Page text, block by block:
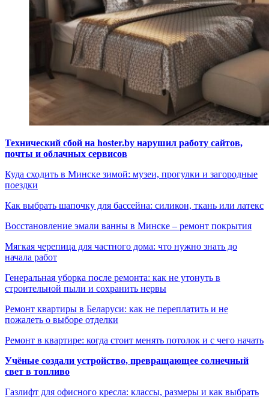
Технический сбой на hoster.by нарушил работу сайтов,
почты и облачных сервисов
Куда сходить в Минске зимой: музеи, прогулки и загородные
поездки
Как выбрать шапочку для бассейна: силикон, ткань или латекс
Восстановление эмали ванны в Минске – ремонт покрытия
Мягкая черепица для частного дома: что нужно знать до
начала работ
Генеральная уборка после ремонта: как не утонуть в
строительной пыли и сохранить нервы
Ремонт квартиры в Беларуси: как не переплатить и не
пожалеть о выборе отделки
Ремонт в квартире: когда стоит менять потолок и с чего начать
Учёные создали устройство, превращающее солнечный
свет в топливо
Газлифт для офисного кресла: классы, размеры и как выбрать